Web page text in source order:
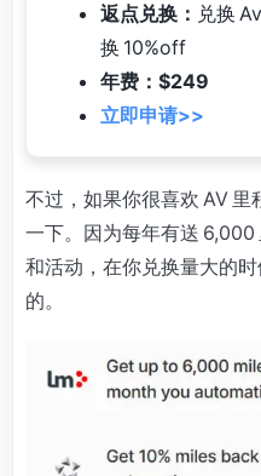
返点兑换： 兑换
换 10%off
年费：$249
立即申请>>
不过，如果你很喜欢 AV
一下。因为每年有送
和活动，在你兑换量大的
的。